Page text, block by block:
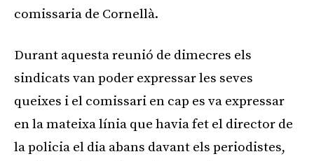
comissaria de Cornellà.
Durant aquesta reunió de dimecres els
sindicats van poder expressar les seves
queixes i el comissari en cap es va expressar
en la mateixa línia que havia fet el director de
la policia el dia abans davant els periodistes,